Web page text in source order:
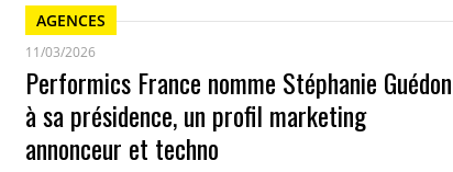
AGENCES
11/03/2026
Performics France nomme Stéphanie Guédon
à sa présidence, un profil marketing
annonceur et techno